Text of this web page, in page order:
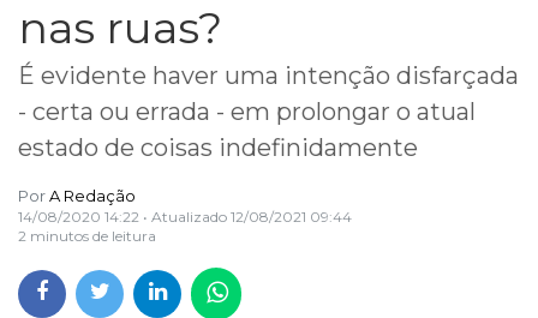
nas ruas?
É evidente haver uma intenção disfarçada
- certa ou errada - em prolongar o atual
estado de coisas indefinidamente
PorA Redação
14/08/2020 14:22 • Atualizado 12/08/2021 09:44
2 minutos de leitura